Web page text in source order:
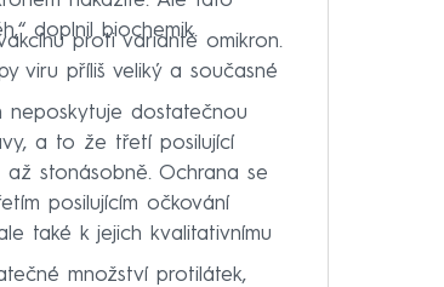
doplnil biochemik.
proti variantě omikron.
viru příliš veliký a současné
neposkytuje dostatečnou
a to že třetí posilující
stonásobně. Ochrana se
posilujícím očkování
také k jejich kvalitativnímu
množství protilátek,